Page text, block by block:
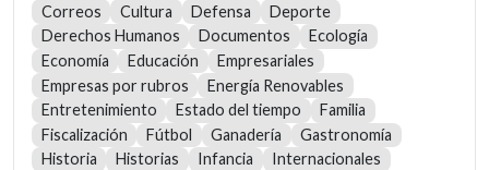
Correos
Cultura Defensa
Deporte
Derechos Humanos
Documentos
Ecología
Economía
Educación
Empresariales
Empresas por rubros
Energía Renovables
Entretenimiento
Estado del tiempo
Familia
Fiscalización
Fútbol Ganadería
Gastronomía
Historia
Historias Infancia
Internacionales